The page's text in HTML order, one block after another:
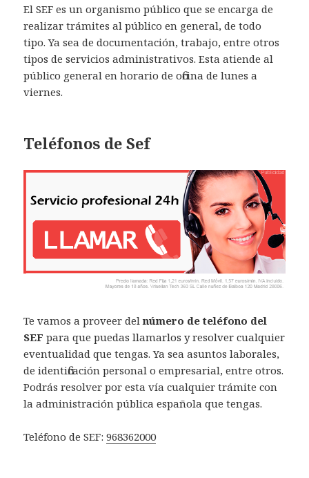
El SEF es un organismo público que se encarga de
realizar trámites al público en general, de todo
tipo. Ya sea de documentación, trabajo, entre otros
tipos de servicios administrativos. Esta atiende al
público general en horario de oficina de lunes a
viernes.
Teléfonos de Sef
Te vamos a proveer delnúmero de teléfono del
SEF para que puedas llamarlos y resolver cualquier
eventualidad que tengas. Ya sea asuntos laborales,
de identificación personal o empresarial, entre otros.
Podrás resolver por esta vía cualquier trámite con
la administración pública española que tengas.
Teléfono de SEF:968362000